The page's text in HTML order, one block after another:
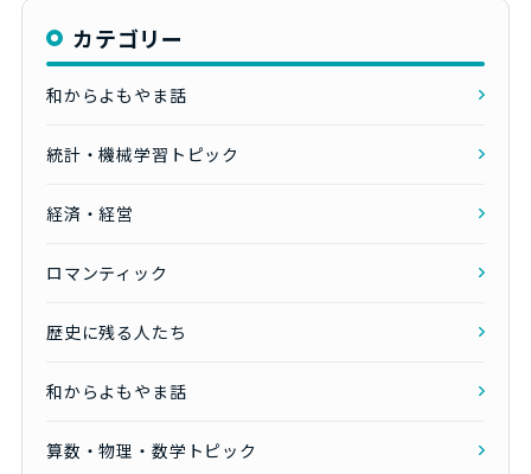
カテゴリー
和からよもやま話
統計・機械学習トピック
経済・経営
ロマンティック
歴史に残る人たち
和からよもやま話
算数・物理・数学トピック